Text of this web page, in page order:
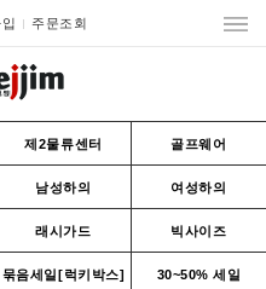
주문조회
제2물류센터 골프웨어
남성하의 여성하의
래시가드 빅사이즈
묶음세일[럭키박스] 30~50% 세일